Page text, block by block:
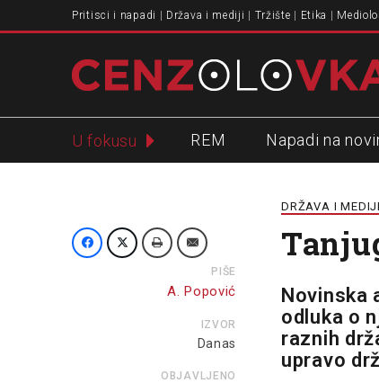
Pritisci i napadi Država i mediji Tržište Etika
U fokusu REM Napadi na
PIŠE
A. Popović
IZVOR
Danas
OBJAVLJENO
DRŽAVA I MEDIJI
Novinska
odluka o
raznih
upravo